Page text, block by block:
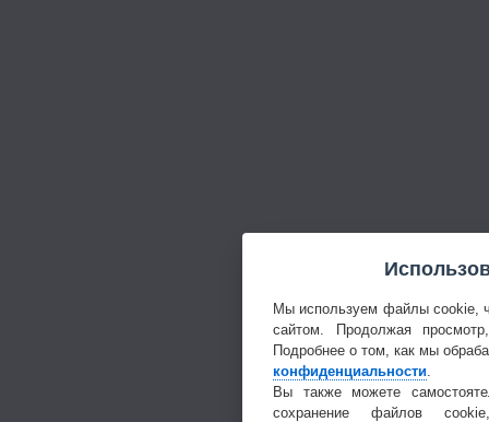
Мы используем файлы cookie,
сайтом. Продолжая
Подробнее о том, как мы
конфиденциальности
Вы также можете
сохранение файлов